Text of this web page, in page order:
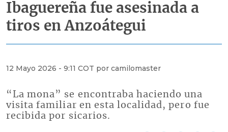
Ibaguereña fue asesinada a
tiros en Anzoátegui
12 Mayo 2026 - 9:11 COT por camilomaster
“La mona” se encontraba haciendo una
visita familiar en esta localidad, pero fue
recibida por sicarios.